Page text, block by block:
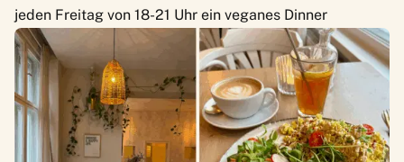
jeden Freitag von 18-21 Uhr ein veganes Dinner